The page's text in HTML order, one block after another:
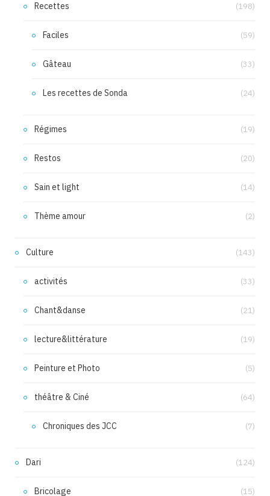
Recettes (198)
Faciles (59)
Gâteau (33)
Les recettes de Sonda (24)
Régimes (19)
Restos (20)
Sain et light (14)
Thème amour (2)
Culture (143)
activités (33)
Chant&danse (21)
lecture&littérature (19)
Peinture et Photo (5)
théâtre & Ciné (64)
Chroniques des JCC (7)
Dari (124)
Bricolage (15)